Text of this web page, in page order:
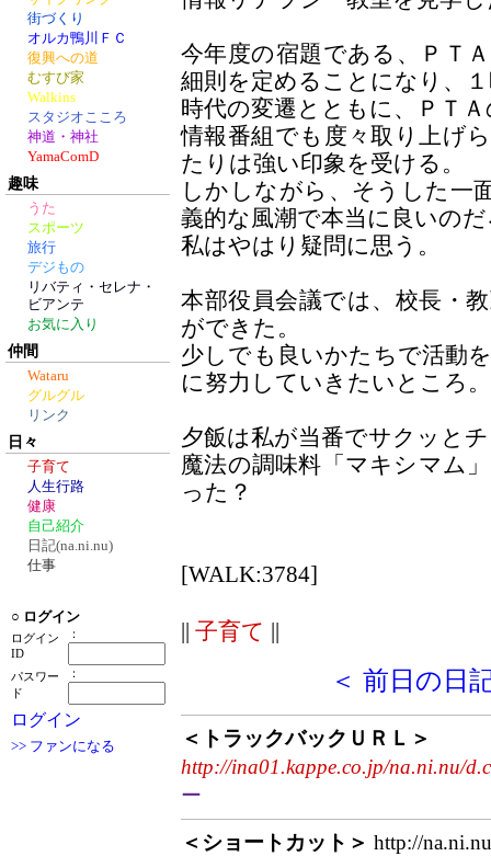
街づくり
オルカ鴨川ＦＣ
復興への道
むすび家
Walkins
スタジオこころ
神道・神社
YamaComD
趣味
うた
スポーツ
旅行
デジもの
リバティ・セレナ・
ビアンテ
お気に入り
仲間
Wataru
グルグル
リンク
日々
子育て
人生行路
健康
自己紹介
日記(na.ni.nu)
仕事
○ ログイン
ログイン
ID
：
パスワー
ド
：
ログイン
>> ファンになる
今年度の宿題である、ＰＴ
細則を定めることになり、
時代の変遷とともに、ＰＴ
情報番組でも度々取り上げ
たりは強い印象を受ける。
しかしながら、そうした一
義的な風潮で本当に良いの
私はやはり疑問に思う。
本部役員会議では、校長・
ができた。
少しでも良いかたちで活動
に努力していきたいところ。
夕飯は私が当番でサクッと
魔法の調味料「マキシマム
った？
[WALK:3784]
|| 子育て ||
＜ 前日の日
＜トラックバックＵＲＬ＞
http://ina01.kappe.co.jp/na.ni.nu/
ー
＜ショートカット＞ http://